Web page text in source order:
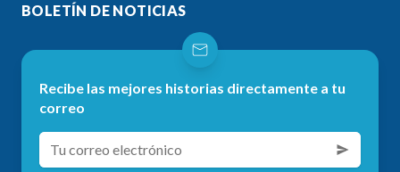
BOLETÍN DE NOTICIAS
Recibe las mejores historias directamente a tu
correo